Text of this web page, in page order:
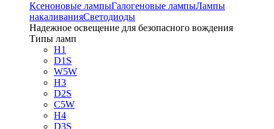
Ксеноновые лампыГалогеновые лампыЛампы
накаливанияСветодиоды
Надежное освещение для безопасного вождения
Типы ламп
H1
D1S
W5W
H3
D2S
C5W
H4
D3S